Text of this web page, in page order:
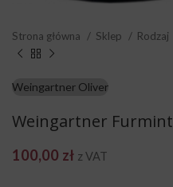
Strona główna Sklep Rodzaj
Weingartner Oliver
Weingartner Furmint
100,00 zł z VAT